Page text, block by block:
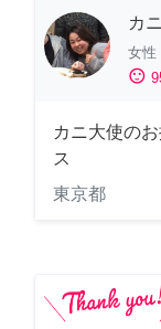
カ
女性
sentiment_satisfied
カニ大使の
ス
東京都